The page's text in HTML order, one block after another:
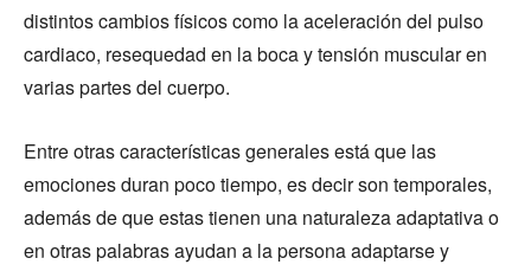
distintos cambios físicos como la aceleración del pulso
cardiaco, resequedad en la boca y tensión muscular en
varias partes del cuerpo.
Entre otras características generales está que las
emociones duran poco tiempo, es decir son temporales,
además de que estas tienen una naturaleza adaptativa o
en otras palabras ayudan a la persona adaptarse y